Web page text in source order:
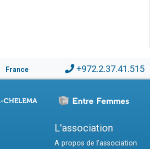
France +972.2.37.41.515
L'association
A propos de l'association